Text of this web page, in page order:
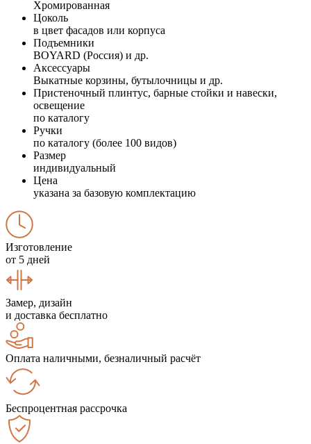
Хромированная
Цоколь
в цвет фасадов или корпуса
Подъемники
BOYARD (Россия) и др.
Аксессуары
Выкатные корзины, бутылочницы и др.
Пристеночный плинтус, барные стойки и навески,
освещение
по каталогу
Ручки
по каталогу (более 100 видов)
Размер
индивидуальный
Цена
указана за базовую комплектацию
Изготовление
от 5 дней
Замер, дизайн
и доставка бесплатно
Оплата наличными, безналичный расчёт
Беспроцентная рассрочка